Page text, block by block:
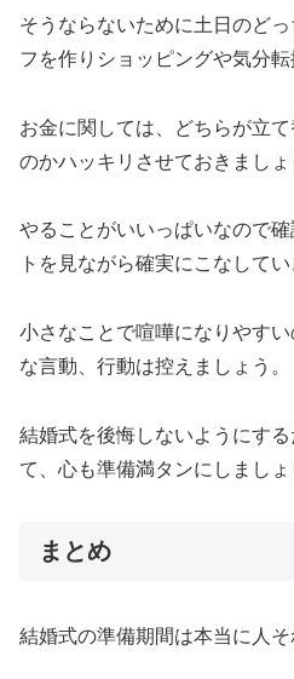
そうならないために土日のど
フを作りショッピングや気分転
お金に関しては、どちらが立
のかハッキリさせておきましょ
やることがいいっぱいなので
トを見ながら確実にこなしてい
小さなことで喧嘩になりやす
な言動、行動は控えましょう。
結婚式を後悔しないようにす
て、心も準備満タンにしましょ
まとめ
結婚式の準備期間は本当に人そ